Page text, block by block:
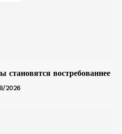
востребованнее
2026